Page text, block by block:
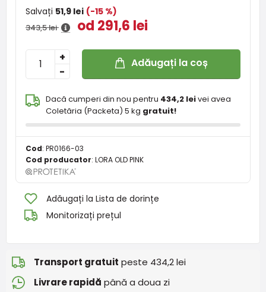
Salvați 51,9 lei (-15 %)
343,5 lei od 291,6 lei
-
+ Adăugați la coș
Dacă cumperi din nou pentru 434,2 leivei avea
Coletăria (Packeta) 5 kg gratuit!
Cod: PR0166-03
Cod producator: LORA OLD PINK
Adăugați la Lista de dorințe
Monitorizați prețul
Transport gratuit peste 434,2 lei
Livrare rapidă până a doua zi